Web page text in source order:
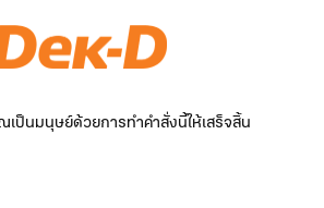
เป็นมนุษย์ด้วยการทำคำสั่งนี้ให้เสร็จสิ้น